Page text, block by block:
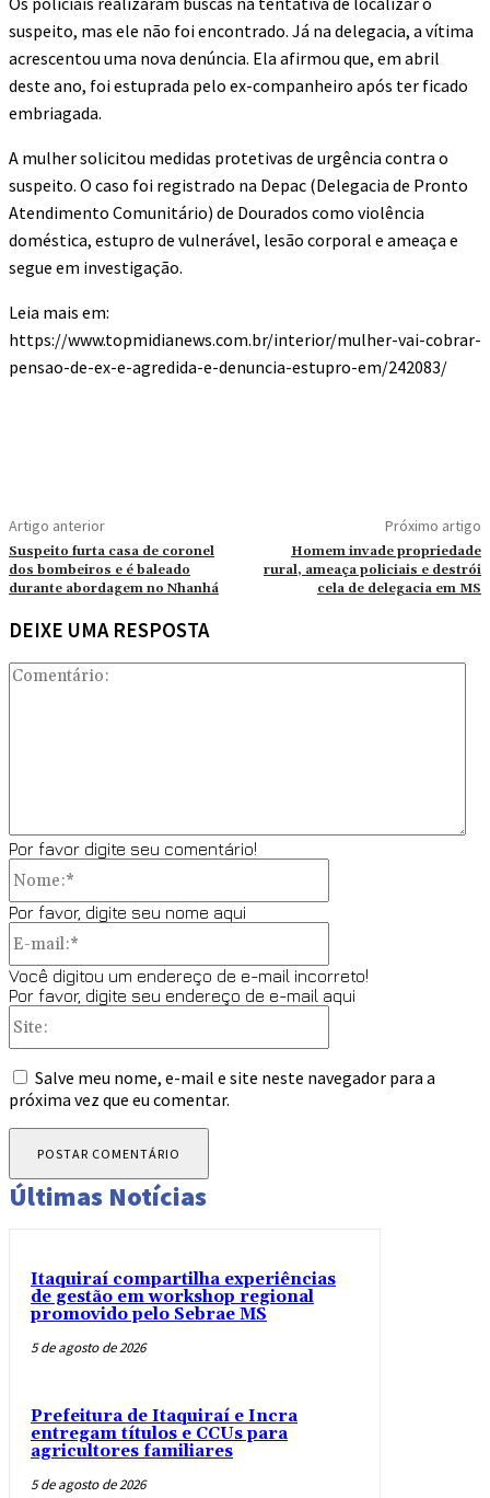
suspeito, mas ele não foi encontrado. Já na delegacia, a vítima
acrescentou uma nova denúncia. Ela afirmou que, em abril
deste ano, foi estuprada pelo ex-companheiro após ter ficado
embriagada.
A mulher solicitou medidas protetivas de urgência contra o
suspeito. O caso foi registrado na Depac (Delegacia de Pronto
Atendimento Comunitário) de Dourados como violência
doméstica, estupro de vulnerável, lesão corporal e ameaça e
segue em investigação.
Leia mais em:
https://www.topmidianews.com.br/interior/mulher-vai-cobrar-
pensao-de-ex-e-agredida-e-denuncia-estupro-em/242083/
Artigo anterior
Suspeito furta casa de coronel
dos bombeiros e é baleado
durante abordagem no Nhanhá
Próximo artigo
Homem invade propriedade
rural, ameaça policiais e destrói
cela de delegacia em MS
DEIXE UMA RESPOSTA
Por favor digite seu comentário!
Por favor, digite seu nome aqui
Você digitou um endereço de e-mail incorreto!
Por favor, digite seu endereço de e-mail aqui
Salve meu nome, e-mail e site neste navegador para a
próxima vez que eu comentar.
Últimas Notícias
Itaquiraí compartilha experiências
de gestão em workshop regional
promovido pelo Sebrae MS
5 de agosto de 2026
Prefeitura de Itaquiraí e Incra
entregam títulos e CCUs para
agricultores familiares
5 de agosto de 2026